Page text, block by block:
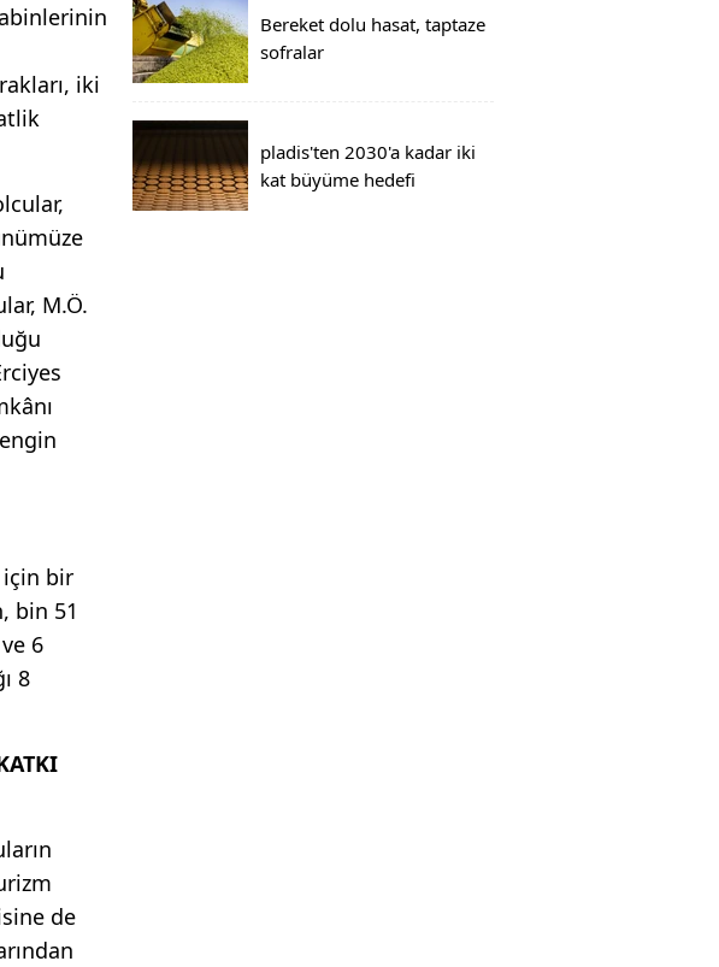
iki
M.Ö.
için bir
bin 51
6
8
de
Bereket dolu hasat, taptaze
sofralar
pladis'ten 2030'a kadar iki
kat büyüme hedefi